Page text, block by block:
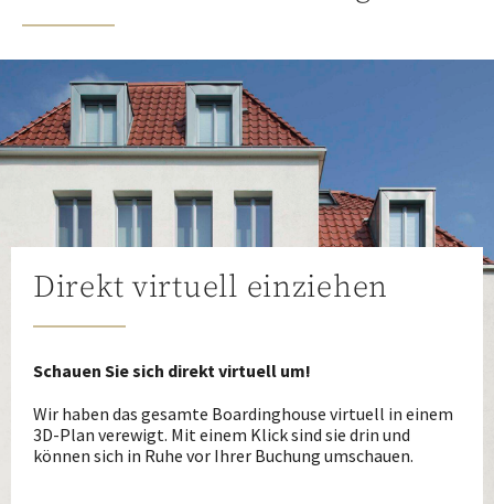
Direkt virtuell einziehen
Schauen Sie sich direkt virtuell um!
Wir haben das gesamte Boardinghouse virtuell in einem
3D-Plan verewigt. Mit einem Klick sind sie drin und
können sich in Ruhe vor Ihrer Buchung umschauen.